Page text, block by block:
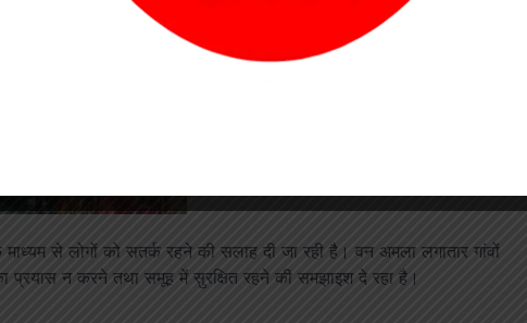
वन विभाग ने विशेष सतर्कता बरतनी शुरू कर दी है। विभाग द्वारा हाथी मित्र
पर लगातार निगरानी रखी जा रही है तथा उनकी मौजूदगी की जानकारी
से लोगों को सतर्क रहने की सलाह दी जा रही है। वन अमला लगातार गांवों
प्रयास न करने तथा समूह में सुरक्षित रहने की समझाइश दे रहा है।